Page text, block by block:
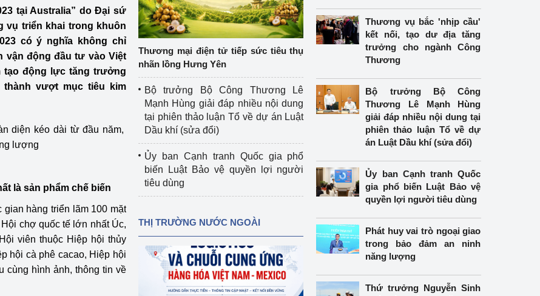
báo
cáo báo chí
báo
lực
chức kiểm định kỹ thuật an toàn lao
Công Thương
Tổ chức được cấp GCN đăng ký, hoạt
kiểm định thiết bị, dụng cụ điện
việc ở môi trường không có nguy
Thương
Thương
tại Australia” do Đại sứ
vụ triển khai trong khuôn
có ý nghĩa không chỉ
vận động đầu tư vào Việt
tạo động lực tăng trưởng
vượt mục tiêu kim
diện kéo dài từ đầu năm,
lượng
là sản phẩm chế biến
hàng triển lãm 100 mặt
chợ quốc tế lớn nhất Úc,
viên thuộc Hiệp hội thủy
hội cà phê cacao, Hiệp hội
cùng hình ảnh, thông tin về
Thương mại điện tử tiếp sức tiêu thụ
nhãn lồng Hưng Yên
Bộ trưởng Bộ Công Thương Lê
Mạnh Hùng giải đáp nhiều nội dung
tại phiên thảo luận Tổ về dự án Luật
Dầu khí (sửa đổi)
Ủy ban Cạnh tranh Quốc gia phổ
biến Luật Bảo vệ quyền lợi người
tiêu dùng
THỊ TRƯỜNG NƯỚC NGOÀI
Thương vụ bắc 'nhịp cầu'
kết nối, tạo dư địa tăng
trưởng cho ngành Công
Thương
Bộ trưởng Bộ Công
Thương Lê Mạnh Hùng
giải đáp nhiều nội dung tại
phiên thảo luận Tổ về dự
án Luật Dầu khí (sửa đổi)
Ủy ban Cạnh tranh Quốc
gia phổ biến Luật Bảo vệ
quyền lợi người tiêu dùng
Phát huy vai trò ngoại giao
trong bảo đảm an ninh
năng lượng
Thứ trưởng Nguyễn Sinh